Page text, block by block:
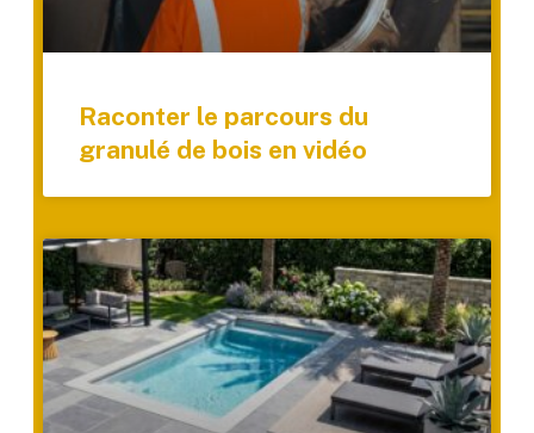
Raconter le parcours du
granulé de bois en vidéo